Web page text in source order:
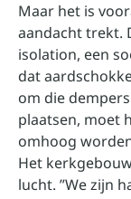
Maar het is
aandacht trekt.
isolation, een
dat
om die
plaatsen, moet
omhoog
Het
lucht. ”We zijn